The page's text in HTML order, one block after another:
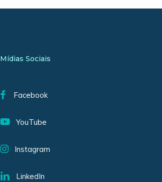
Mídias Sociais
Facebook
YouTube
Instagram
LinkedIn